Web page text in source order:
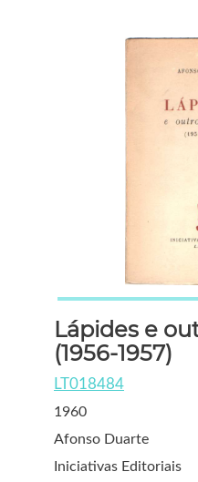
Lápides e
(1956-1957)
LT018484
1960
Afonso Duarte
Iniciativas Editoriais